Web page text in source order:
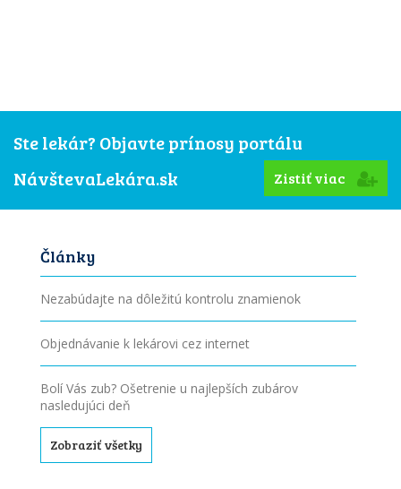
Ste lekár? Objavte prínosy portálu
NávštevaLekára.sk
Zistiť viac
Články
Nezabúdajte na dôležitú kontrolu znamienok
Objednávanie k lekárovi cez internet
Bolí Vás zub? Ošetrenie u najlepších zubárov
nasledujúci deň
Zobraziť všetky